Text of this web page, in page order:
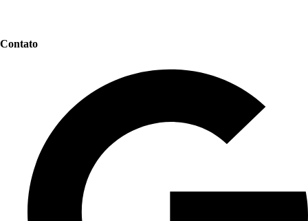
Contato